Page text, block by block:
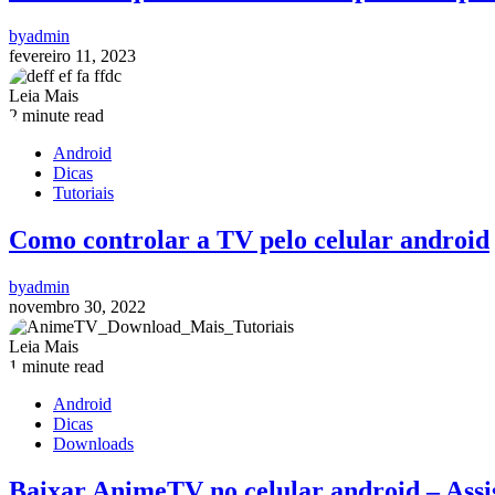
byadmin
fevereiro 11, 2023
Leia Mais
2 minute read
Android
Dicas
Tutoriais
Como controlar a TV pelo celular android
byadmin
novembro 30, 2022
Leia Mais
1 minute read
Android
Dicas
Downloads